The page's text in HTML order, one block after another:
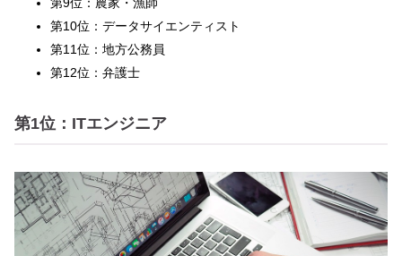
第10位：データサイエンティスト
第11位：地方公務員
第12位：弁護士
第1位：ITエンジニア